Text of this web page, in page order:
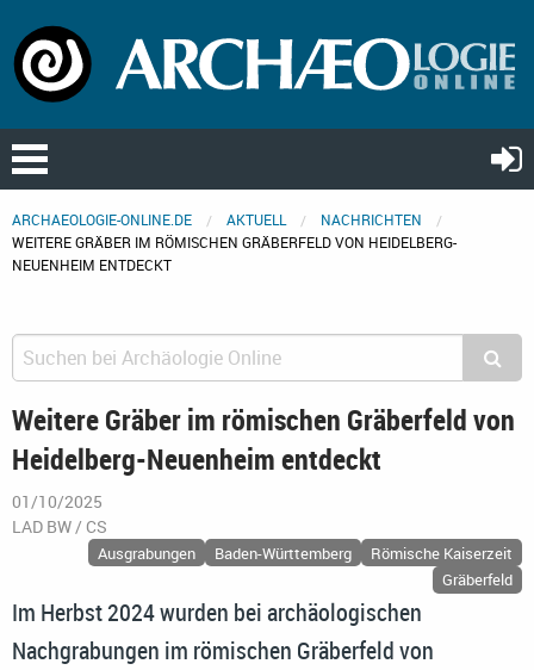
ARCHAEOLOGIE-ONLINE.DE AKTUELL
NACHRICHTEN
WEITERE GRÄBER IM RÖMISCHEN GRÄBERFELD VON HEIDELBERG-
NEUENHEIM ENTDECKT
Weitere Gräber im römischen Gräberfeld von
Heidelberg-Neuenheim entdeckt
01/10/2025
LAD BW / CS
Ausgrabungen Baden-Württemberg
Römische Kaiserzeit
Gräberfeld
Im Herbst 2024 wurden bei archäologischen
Nachgrabungen im römischen Gräberfeld von